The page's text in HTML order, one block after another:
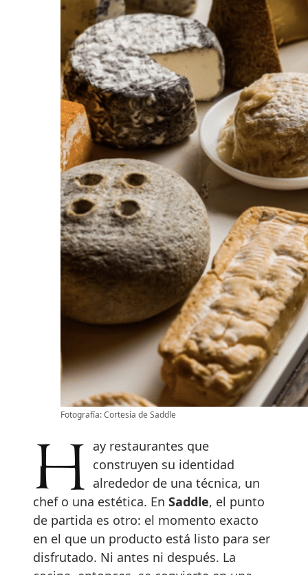
Fotografía: Cortesía de Saddle
Hay restaurantes que construyen su identidad
alrededor de una técnica, un
chef o una estética. En Saddle, el punto
de partida es otro: el momento exacto
en el que un producto está listo para ser
disfrutado. Ni antes ni después. La